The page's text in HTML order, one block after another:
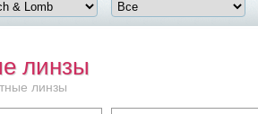
линзы
линзы